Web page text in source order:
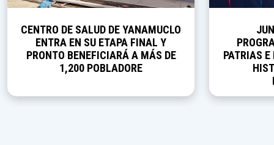
CENTRO DE SALUD DE YANAMUCLO
ENTRA EN SU ETAPA FINAL Y
PRONTO BENEFICIARÁ A MÁS DE
1,200 POBLADORE
PATRIAS